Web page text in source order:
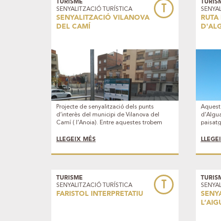
T
TURISME
SENYALITZACIÓ TURÍSTICA
SENYALITZACIÓ VILANOVA
DEL CAMÍ
Projecte de senyalització dels punts
d’interès del municipi de Vilanova del
Camí ( l’Anoia). Entre aquestes trobem
Can Muscons, l'antic rentador, el Parc
mostren encara elements arquitectònics
els darrers 50 anys, que ajuda a entendre
l'actual Vilanova.
LLEGEIX MÉS
la
T
TURISME
SENYALITZACIÓ TURÍSTICA
FARISTOL INTERPRETATIU